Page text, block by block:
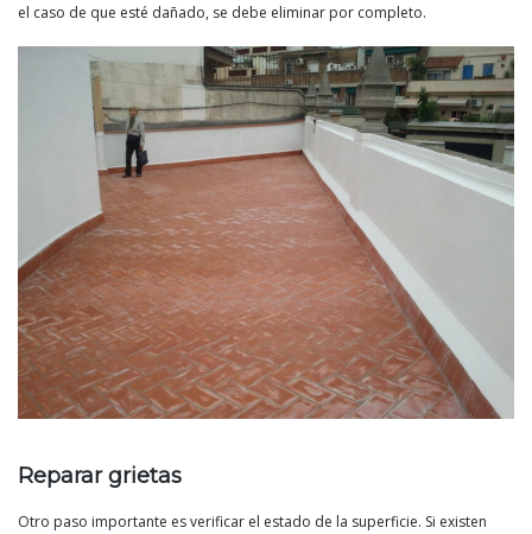
el caso de que esté dañado, se debe eliminar por completo.
Reparar grietas
Otro paso importante es verificar el estado de la superficie. Si existen